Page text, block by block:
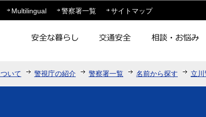
このページの本文へ移動
Multilingual 警察署一覧 サイトマップ
いて 警視庁の紹介 警察署一覧 名前から探す 立